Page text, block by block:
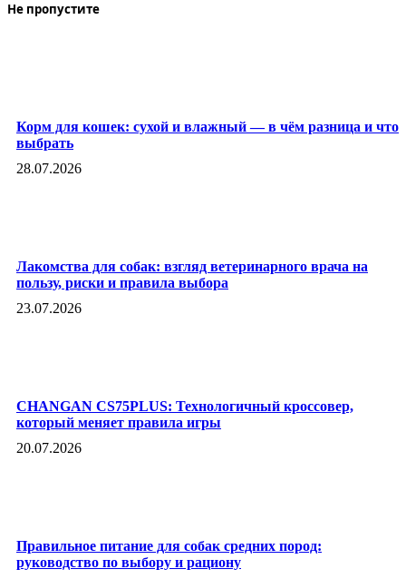
Не пропустите
Корм для кошек: сухой и влажный — в чём разница и что
выбрать
28.07.2026
Лакомства для собак: взгляд ветеринарного врача на
пользу, риски и правила выбора
23.07.2026
CHANGAN CS75PLUS: Технологичный кроссовер,
который меняет правила игры
20.07.2026
Правильное питание для собак средних пород:
руководство по выбору и рациону